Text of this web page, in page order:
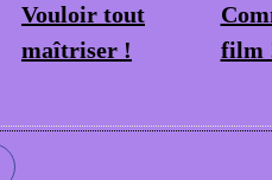
Vouloir tout
maîtriser !
film